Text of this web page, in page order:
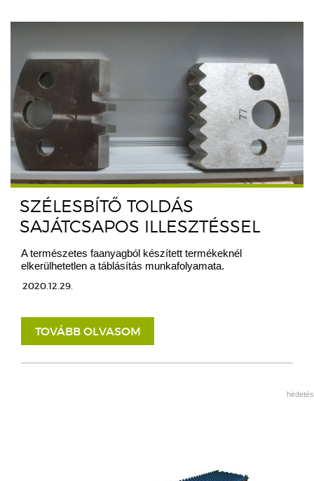
SZÉLESBÍTŐ TOLDÁS
SAJÁTCSAPOS ILLESZTÉSSEL
A természetes faanyagból készített termékeknél
elkerülhetetlen a táblásítás munkafolyamata.
2020.12.29.
TOVÁBB OLVASOM
hirdetés